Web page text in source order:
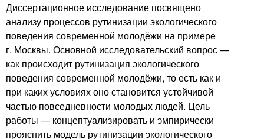
Диссертационное исследование посвящено
анализу процессов рутинизации экологического
поведения современной молодёжи на примере
г. Москвы. Основной исследовательский вопрос —
как происходит рутинизация экологического
поведения современной молодёжи, то есть как и
при каких условиях оно становится устойчивой
частью повседневности молодых людей. Цель
работы — концептуализировать и эмпирически
прояснить модель рутинизации экологического